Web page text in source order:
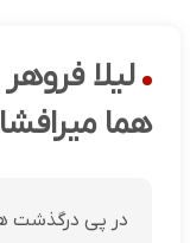
لیلا
هما
در پی درگذشت